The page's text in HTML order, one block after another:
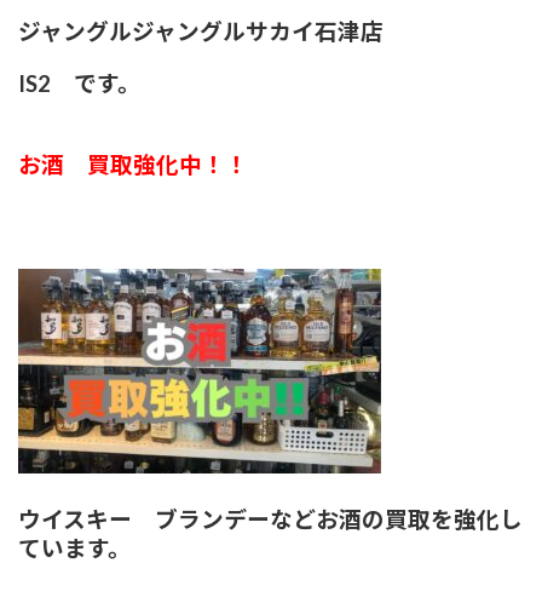
:
ジャングルジャングルサカイ石津店
IS2 です。
お酒 買取強化中！！
ウイスキー ブランデーなどお酒の買取を強化し
ています。